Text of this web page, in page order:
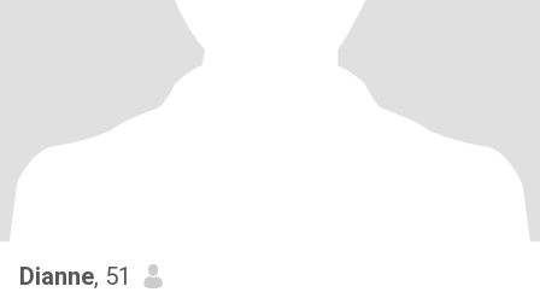
Dianne, 51